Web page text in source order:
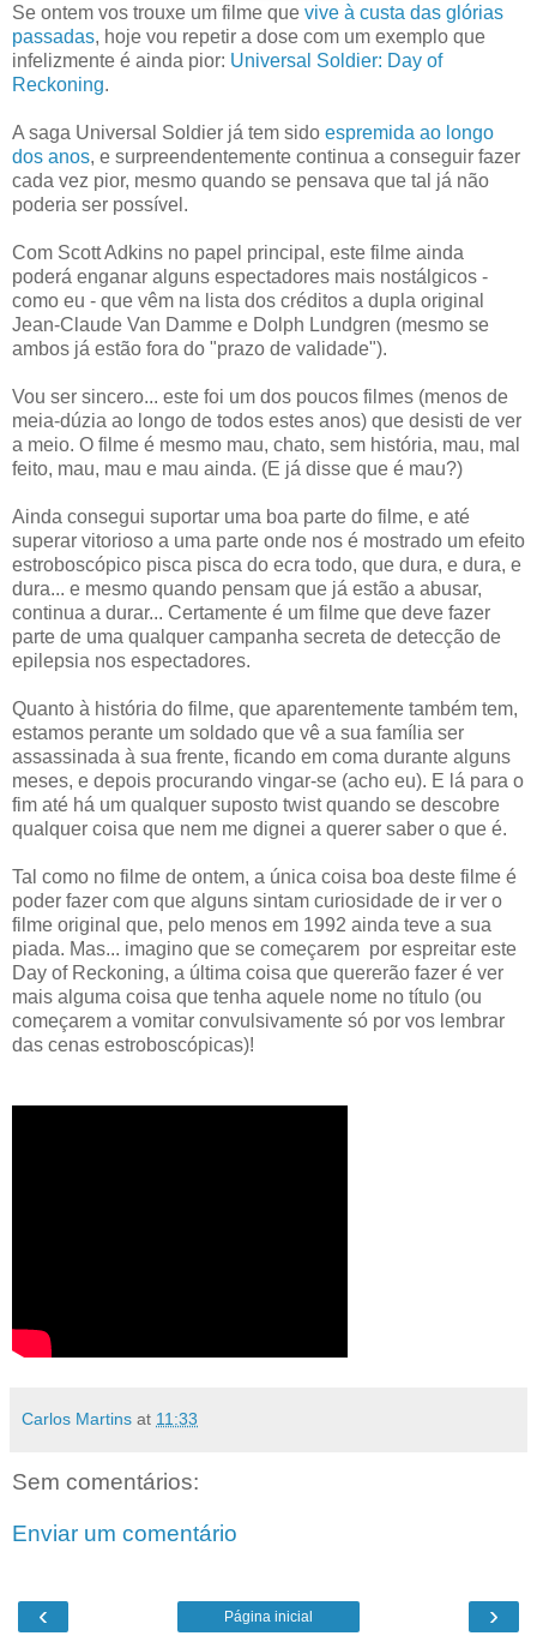
Se ontem vos trouxe um filme que vive à custa das glórias
passadas, hoje vou repetir a dose com um exemplo que
infelizmente é ainda pior: Universal Soldier: Day of
Reckoning.
A saga Universal Soldier já tem sido espremida ao longo
dos anos, e surpreendentemente continua a conseguir fazer
cada vez pior, mesmo quando se pensava que tal já não
poderia ser possível.
Com Scott Adkins no papel principal, este filme ainda
poderá enganar alguns espectadores mais nostálgicos -
como eu - que vêm na lista dos créditos a dupla original
Jean-Claude Van Damme e Dolph Lundgren (mesmo se
ambos já estão fora do "prazo de validade").
Vou ser sincero... este foi um dos poucos filmes (menos de
meia-dúzia ao longo de todos estes anos) que desisti de ver
a meio. O filme é mesmo mau, chato, sem história, mau, mal
feito, mau, mau e mau ainda. (E já disse que é mau?)
Ainda consegui suportar uma boa parte do filme, e até
superar vitorioso a uma parte onde nos é mostrado um efeito
estroboscópico pisca pisca do ecra todo, que dura, e dura, e
dura... e mesmo quando pensam que já estão a abusar,
continua a durar... Certamente é um filme que deve fazer
parte de uma qualquer campanha secreta de detecção de
epilepsia nos espectadores.
Quanto à história do filme, que aparentemente também tem,
estamos perante um soldado que vê a sua família ser
assassinada à sua frente, ficando em coma durante alguns
meses, e depois procurando vingar-se (acho eu). E lá para o
fim até há um qualquer suposto twist quando se descobre
qualquer coisa que nem me dignei a querer saber o que é.
Tal como no filme de ontem, a única coisa boa deste filme é
poder fazer com que alguns sintam curiosidade de ir ver o
filme original que, pelo menos em 1992 ainda teve a sua
piada. Mas... imagino que se começarem por espreitar este
Day of Reckoning, a última coisa que quererão fazer é ver
mais alguma coisa que tenha aquele nome no título (ou
começarem a vomitar convulsivamente só por vos lembrar
das cenas estroboscópicas)!
Carlos Martins at 11:33
Sem comentários:
Enviar um comentário
‹ ›
Página inicial